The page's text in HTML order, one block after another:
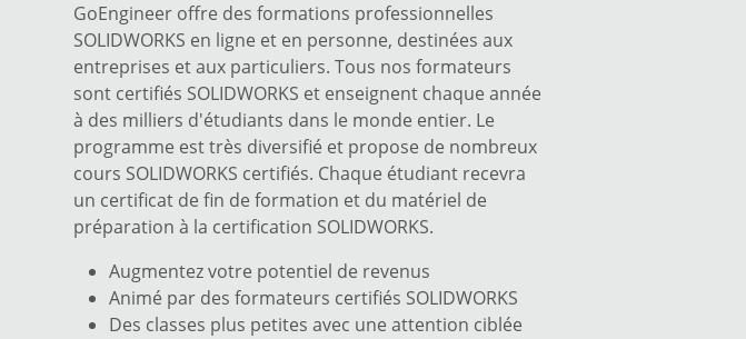
GoEngineer offre des formations professionnelles
SOLIDWORKS en ligne et en personne, destinées aux
entreprises et aux particuliers. Tous nos formateurs
sont certifiés SOLIDWORKS et enseignent chaque année
à des milliers d'étudiants dans le monde entier. Le
programme est très diversifié et propose de nombreux
cours SOLIDWORKS certifiés. Chaque étudiant recevra
un certificat de fin de formation et du matériel de
préparation à la certification SOLIDWORKS.
Augmentez votre potentiel de revenus
Animé par des formateurs certifiés SOLIDWORKS
Des classes plus petites avec une attention ciblée